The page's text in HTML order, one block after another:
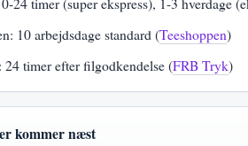
10 arbejdsdage standard (Teeshoppen)
timer efter filgodkendelse (FRB Tryk)
kommer næst